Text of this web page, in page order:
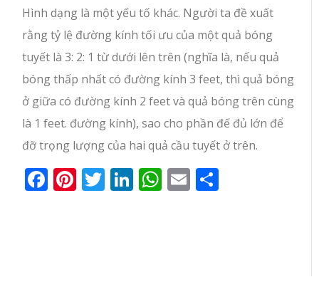
Hình dạng là một yếu tố khác. Người ta đề xuất
rằng tỷ lệ đường kính tối ưu của một quả bóng
tuyết là 3: 2: 1 từ dưới lên trên (nghĩa là, nếu quả
bóng thấp nhất có đường kính 3 feet, thì quả bóng
ở giữa có đường kính 2 feet và quả bóng trên cùng
là 1 feet. đường kính), sao cho phần đế đủ lớn để
đỡ trọng lượng của hai quả cầu tuyết ở trên.
Facebook
Pinterest
Twitter
LinkedIn
WhatsApp
Email